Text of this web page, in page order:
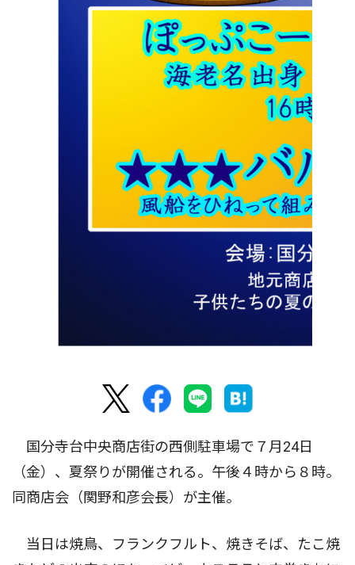
国分寺台中央商店街の西側駐車場で７月24日
（金）、夏祭りが開催される。午後４時から８時。
同商店会（関野和彦会長）が主催。
当日は焼鳥、フランクフルト、焼きそば、たこ焼